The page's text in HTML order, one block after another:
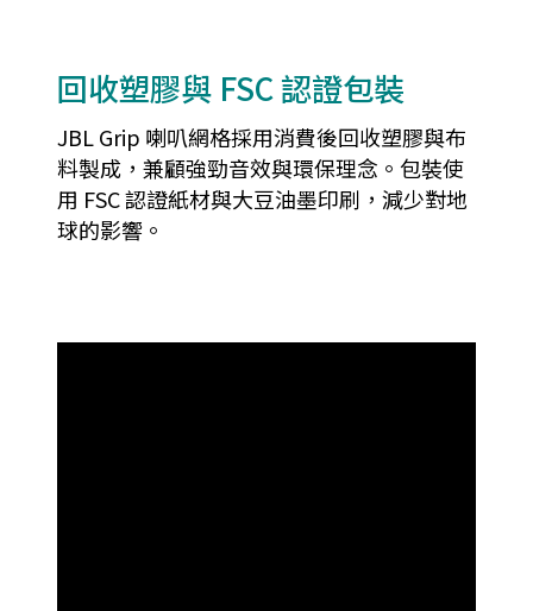
回收塑膠與 FSC 認證包裝
JBL Grip 喇叭網格採用消費後回收塑膠與布
料製成，兼顧強勁音效與環保理念。包裝使
用 FSC 認證紙材與大豆油墨印刷，減少對地
球的影響。